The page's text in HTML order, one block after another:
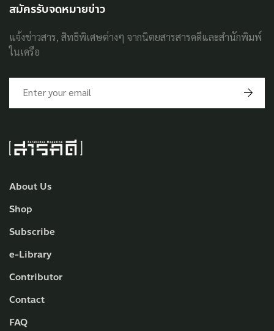
About Us
Shop
Subscribe
e-Library
Contributor
Contact
FAQ
สมัครรับจดหมายข่าว
แจ้งข่าวสาร, สิทธิพิเศษต่างๆ จากนิตยสารสารคดีและสำนักพิมพ์
ในเครือ